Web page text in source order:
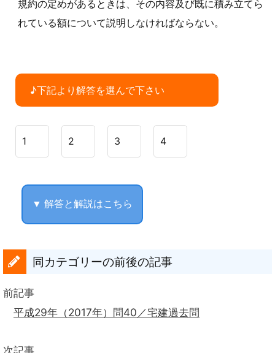
規約の定めがあるときは、その内容及び既に積み立てら
れている額について説明しなければならない。
♪下記より解答を選んで下さい
1 2 3 4
▼ 解答と解説はこちら
同カテゴリーの前後の記事
前記事
平成29年（2017年）問40／宅建過去問
次記事